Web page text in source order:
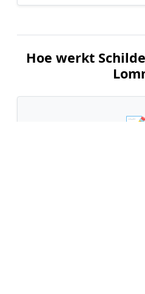
Hoe werkt
📝